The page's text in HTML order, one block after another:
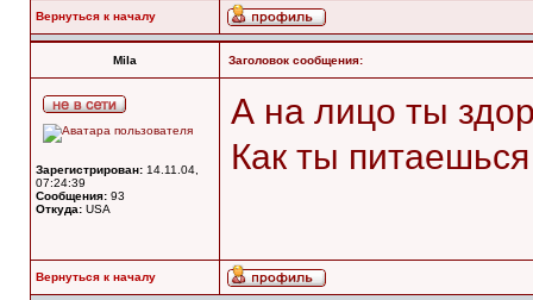
Вернуться к началу
Mila Заголовок сообщения:
Зарегистрирован: 14.11.04,
07:24:39
Сообщения: 93
Откуда: USA
А на лицо ты
Как ты
Вернуться к началу